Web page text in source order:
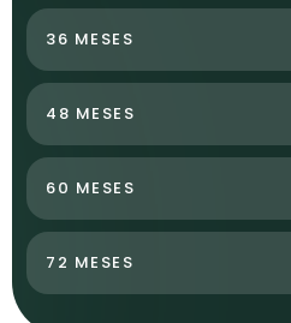
36 MESES
48 MESES
60 MESES
72 MESES